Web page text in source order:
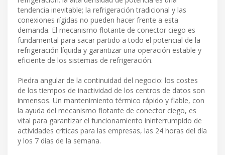
tendencia inevitable; la refrigeración tradicional y las
conexiones rígidas no pueden hacer frente a esta
demanda. El mecanismo flotante de conector ciego es
fundamental para sacar partido a todo el potencial de la
refrigeración líquida y garantizar una operación estable y
eficiente de los sistemas de refrigeración.
Piedra angular de la continuidad del negocio: los costes
de los tiempos de inactividad de los centros de datos son
inmensos. Un mantenimiento térmico rápido y fiable, con
la ayuda del mecanismo flotante de conector ciego, es
vital para garantizar el funcionamiento ininterrumpido de
actividades críticas para las empresas, las 24 horas del día
y los 7 días de la semana.